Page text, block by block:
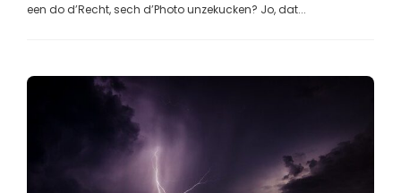
een do d’Recht, sech d’Photo unzekucken? Jo, dat...